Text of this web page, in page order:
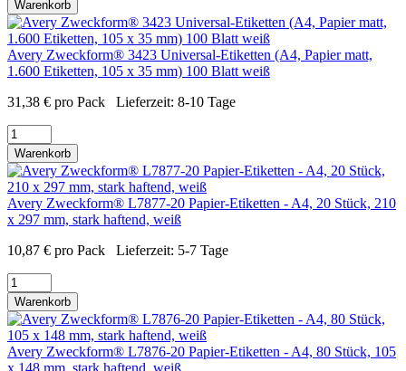
Warenkorb
Avery Zweckform® 3423 Universal-Etiketten (A4, Papier matt,
1.600 Etiketten, 105 x 35 mm) 100 Blatt weiß
31,38 € pro Pack Lieferzeit: 8-10 Tage
Warenkorb
Avery Zweckform® L7877-20 Papier-Etiketten - A4, 20 Stück, 210
x 297 mm, stark haftend, weiß
10,87 € pro Pack Lieferzeit: 5-7 Tage
Warenkorb
Avery Zweckform® L7876-20 Papier-Etiketten - A4, 80 Stück, 105
x 148 mm, stark haftend, weiß